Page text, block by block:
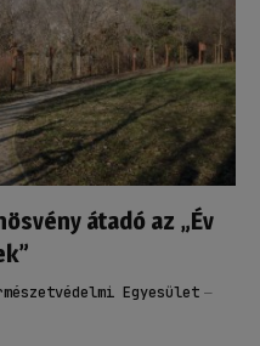
átadó az „Év
Egyesület